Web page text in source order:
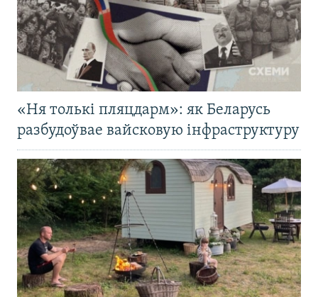
«Ня толькі пляцдарм»: як Беларусь
разбудоўвае вайсковую інфраструктуру